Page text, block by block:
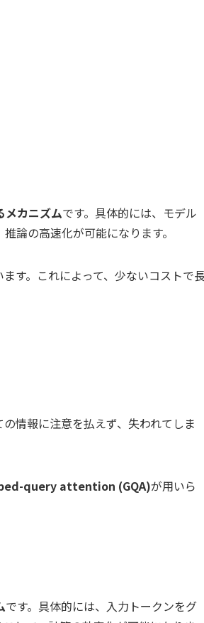
メカニズムです。具体的には、モデル
論の高速化が可能になります。
す。これによって、少ないコストで
情報に注意を払えず、失われてしま
query attention (GQA)が用いら
です。具体的には、入力トークンをグ